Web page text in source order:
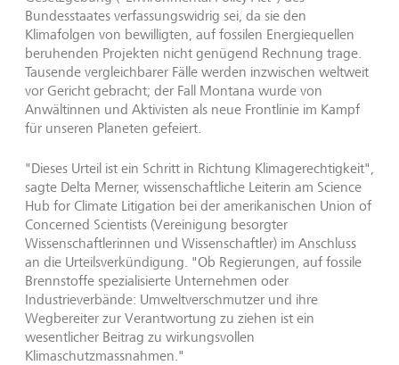
Bundesstaates verfassungswidrig sei, da sie den
Klimafolgen von bewilligten, auf fossilen Energiequellen
beruhenden Projekten nicht genügend Rechnung trage.
Tausende vergleichbarer Fälle werden inzwischen weltweit
vor Gericht gebracht; der Fall Montana wurde von
Anwältinnen und Aktivisten als neue Frontlinie im Kampf
für unseren Planeten gefeiert.
"Dieses Urteil ist ein Schritt in Richtung Klimagerechtigkeit",
sagte Delta Merner, wissenschaftliche Leiterin am Science
Hub for Climate Litigation bei der amerikanischen Union of
Concerned Scientists (Vereinigung besorgter
Wissenschaftlerinnen und Wissenschaftler) im Anschluss
an die Urteilsverkündigung. "Ob Regierungen, auf fossile
Brennstoffe spezialisierte Unternehmen oder
Industrieverbände: Umweltverschmutzer und ihre
Wegbereiter zur Verantwortung zu ziehen ist ein
wesentlicher Beitrag zu wirkungsvollen
Klimaschutzmassnahmen."